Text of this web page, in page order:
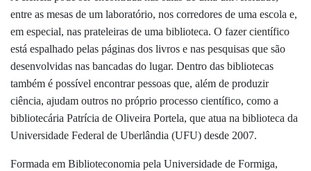
entre as mesas de um laboratório, nos corredores de uma escola e,
em especial, nas prateleiras de uma biblioteca. O fazer científico
está espalhado pelas páginas dos livros e nas pesquisas que são
desenvolvidas nas bancadas do lugar. Dentro das bibliotecas
também é possível encontrar pessoas que, além de produzir
ciência, ajudam outros no próprio processo científico, como a
bibliotecária Patrícia de Oliveira Portela, que atua na biblioteca da
Universidade Federal de Uberlândia (UFU) desde 2007.
Formada em Biblioteconomia pela Universidade de Formiga,